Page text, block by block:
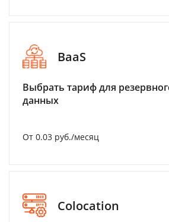
BaaS
Выбрать тариф для
данных
От 0.03 руб./месяц
Colocation